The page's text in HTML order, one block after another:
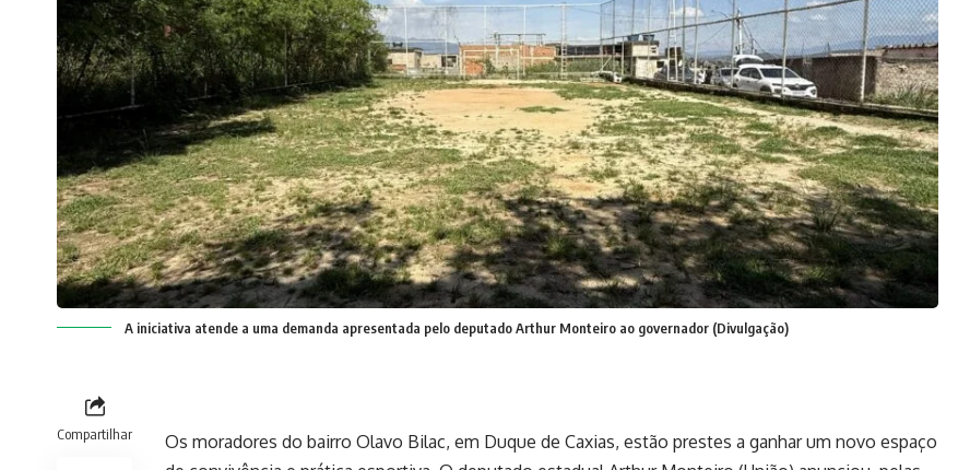
A iniciativa atende a uma demanda apresentada pelo deputado Arthur Monteiro ao governador (Divulgação)
Compartilhar
Os moradores do bairro Olavo Bilac, em Duque de Caxias, estão prestes a ganhar um novo espaço